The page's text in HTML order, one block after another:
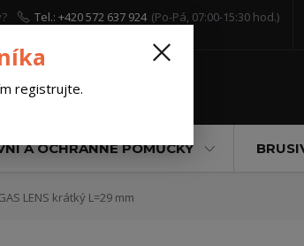
Tel.: +420 572 637 924 (Po-Pá, 07:00-15:30 hod.)
A OCHRANNÉ POMŮCKY
LENS krátký L=29 mm
registrujte.